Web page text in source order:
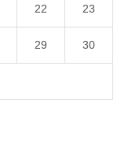
22 23
29 30